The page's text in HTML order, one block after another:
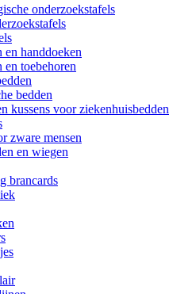
onderzoekstafels
en handdoeken
en toebehoren
bedden
kussens voor ziekenhuisbedden
zware mensen
en wiegen
brancards